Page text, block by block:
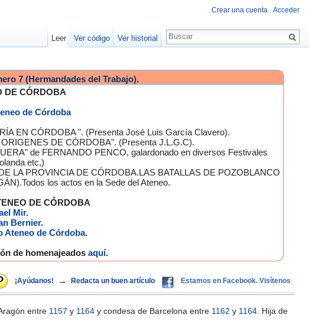
7 (Hermandades del Trabajo).
DE CÓRDOBA
de Córdoba
EN CÓRDOBA ". (Presenta José Luis García Clavero).
DE CÓRDOBA". (Presenta J.L.G.C).
de FERNANDO PENCO, galardonado en diversos Festivales
etc,)
LA PROVINCIA DE CÓRDOBA.LAS BATALLAS DE POZOBLANCO
los actos en la Sede del Ateneo.
DE CÓRDOBA
Mir.
Bernier.
Ateneo de Córdoba.
de homenajeados aquí.
¡Ayúdanos! → Redacta un buen artículo Estamos en Facebook. Visítenos
entre 1157 y 1164 y condesa de Barcelona entre 1162 y 1164. Hija de
Crear una cuenta Acceder
Leer Ver código Ver historial